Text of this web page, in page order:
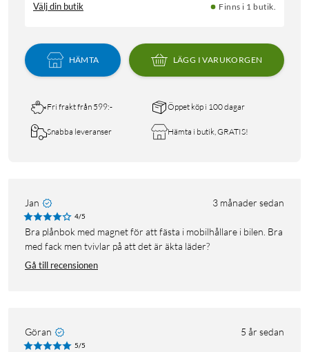
Välj din butik Finns i 1 butik.
HÄMTA LÄGG I VARUKORGEN
Fri frakt från 599:- Öppet köp i 100 dagar
Snabba leveranser Hämta i butik, GRATIS!
Jan 3 månader sedan
4/5
Bra plånbok med magnet för att fästa i mobilhållare i bilen. Bra
med fack men tvivlar på att det är äkta läder?
Gå till recensionen
Göran 5 år sedan
5/5